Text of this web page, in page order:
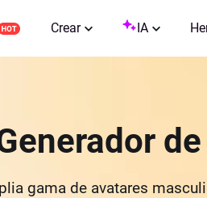
Crear IA
gama de avatares